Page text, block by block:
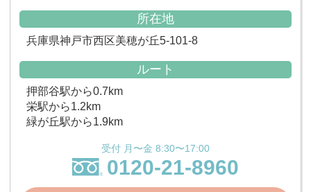
所在地
兵庫県神戸市西区美穂が丘5-101-8
ルート
押部谷駅から0.7km
栄駅から1.2km
緑が丘駅から1.9km
受付 月〜金 8:30〜17:00
0120-21-8960